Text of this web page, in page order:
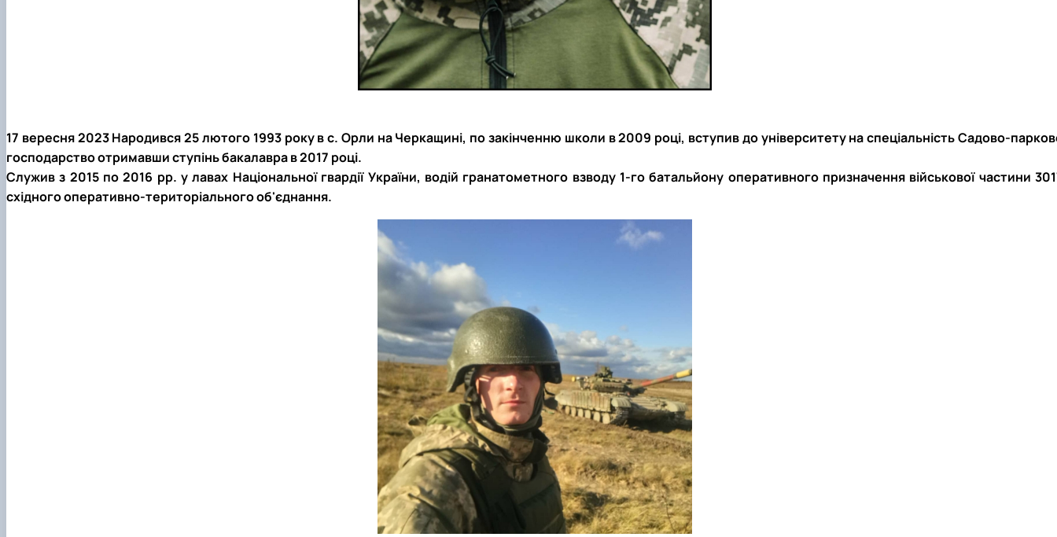
СЕРГА Петро Грирорович (18.06.1999 - 17.04.2024 р.), студент 2-го курсу 2024 рі…
СОЛОВЙОВ Сергій Олександрович (08.06.1983 - 27.09.2022 р.), випускник 2017 року.
СОРОКА Олександр Григорович (03.07.1986 - 03.07.2023 р.), випускник 2019 року.
СТЕПАНОВ Віталій Анатолійович (09.06.1975 - 20.05.2022 р.), випускник 1999 року.
ТЕРЕЩЕНКО Ростислав Віталійович (14.11.1995 - 28.12.2023 р.), студент 2 курсу з…
ШИНКАРЬОВ Олексій Сергійович (30.03.1994 - 25.08.2023 р.), випускник 2016 року.
17 вересня 2023 Народився 25 лютого 1993 року в с. Орли на Черкащині, по закінченню школи в 2009 році, вступив до університету на спеціальність Садово-
господарство отримавши ступінь бакалавра в 2017 році.
Служив з 2015 по 2016 рр. у лавах Національної гвардії України, водій гранатометного взводу 1-го батальйону оперативного призначення військової частини
східного оперативно-територіального об'єднання.